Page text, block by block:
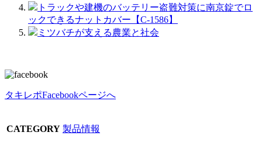
トラックや建機のバッテリー盗難対策に南京錠でロ
ックできるナットカバー【C-1586】
ミツバチが支える農業と社会
タキレポFacebookページへ
CATEGORY 製品情報